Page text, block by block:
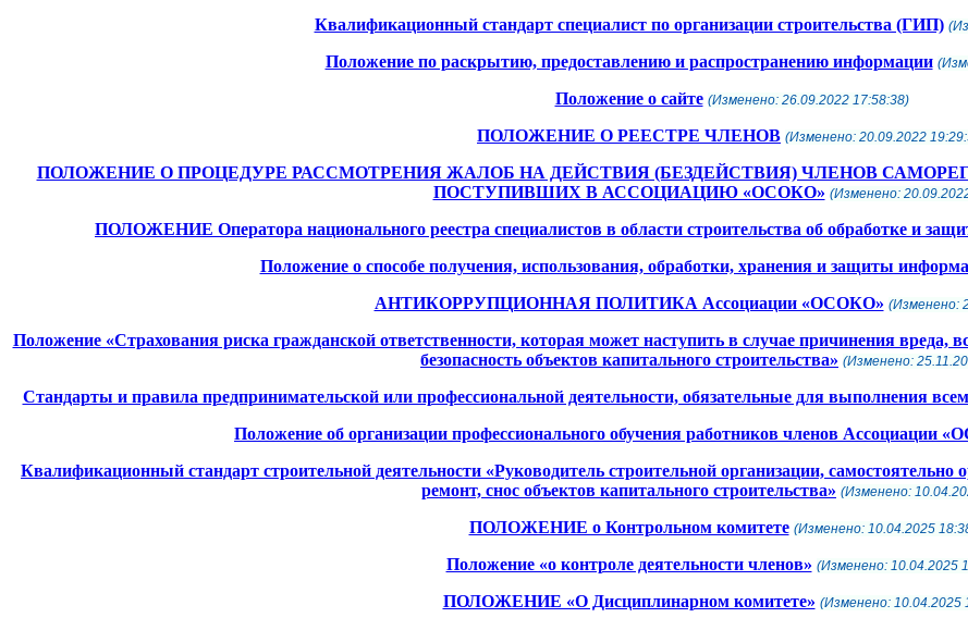
Квалификационный стандарт специалист по организации строительства (ГИП)
Положение по раскрытию, предоставлению и распространению информации
Положение о сайте (Изменено: 26.09.2022 17:58:38)
ПОЛОЖЕНИЕ О РЕЕСТРЕ ЧЛЕНОВ (Изменено: 20.09.2022
ПОЛОЖЕНИЕ О ПРОЦЕДУРЕ РАССМОТРЕНИЯ ЖАЛОБ НА ДЕЙСТВИЯ (БЕЗДЕЙСТВИЯ) ЧЛЕНОВ
ПОСТУПИВШИХ В АССОЦИАЦИЮ «ОСОКО» (Изменено:
ПОЛОЖЕНИЕ Оператора национального реестра специалистов в области строительства об обработке и
Положение о способе получения, использования, обработки, хранения и защиты
АНТИКОРРУПЦИОННАЯ ПОЛИТИКА Ассоциации «ОСОКО» (Изменено:
Положение «Страхования риска гражданской ответственности, которая может наступить в случае причинения вреда,
безопасность объектов капитального строительства» (Изменено:
Стандарты и правила предпринимательской или профессиональной деятельности, обязательные для выполнения
Положение об организации профессионального обучения работников членов Ассоциации
Квалификационный стандарт строительной деятельности «Руководитель строительной организации,
ремонт, снос объектов капитального строительства» (Изменено:
ПОЛОЖЕНИЕ о Контрольном комитете (Изменено: 10.04.2025
Положение «о контроле деятельности членов» (Изменено: 10.04.2025
ПОЛОЖЕНИЕ «О Дисциплинарном комитете» (Изменено: 10.04.2025